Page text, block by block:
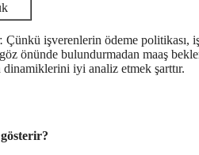
Çünkü işverenlerin ödeme politikası,
önünde bulundurmadan maaş
iyi analiz etmek şarttır.